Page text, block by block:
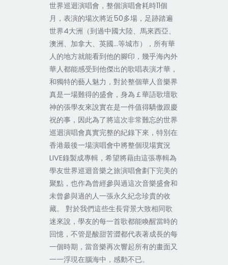
世界巡迴演唱會，整個演唱會耗時11個
月，表演的場次將近50多場，足跡踏遍
世界4大洲（到過中國大陸、馬來西亞、
澳洲、加拿大、英國…等城市），所有華
人的地方就能看到他的腳印，幾乎海內外
華人都能感受到他傑出的歌唱表演才華，
和獨特的藝人魅力，對於整個華人音樂界
真是一場難得的盛會，身為￡華語歌壇歌
神的張學友來說實在是一件值得驕傲跟慶
祝的事，因此為了將這次非常難忘的世界
巡迴演唱會真實完整的紀錄下來，特別在
香港最後一場演唱會中將整個現場實況
LIVE錄製成專輯，希望將藉由這張專輯為
學友世界巡迴音樂之旅演唱會劃下完美的
聚點，也作為曾經參與過這次音樂盛會和
未曾參與過的人一張永久紀念珍貴的收
藏。 對於我們這些生長背景大致相同歌
迷來說，學友的每一首歌都能喚醒當時的
回憶，不管是酸甜苦澀都代表著成長的每
一個時期，當音樂再次響起所有的畫面又
一一浮現在腦海中，感動不已。